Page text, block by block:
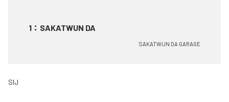
1 ： SAKATWUN DA
SAKATWUN DA GARAGE
SIJ